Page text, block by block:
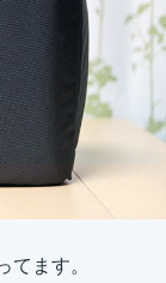
ます。